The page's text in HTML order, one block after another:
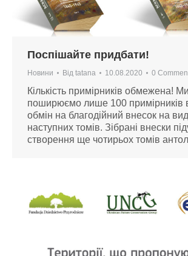
Поспішайте придбати!
Новини Від tatana 10.08.2020 0
Кількість примірників обмежена! Ми
поширюємо лише 100 примірників
обмін на благодійний внесок на
наступних томів. Зібрані внески
створення ще чотирьох томів